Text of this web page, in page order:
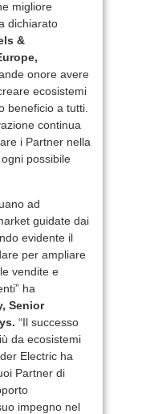
migliore
dichiarato
&
onore avere
ecosistemi
beneficio a tutti.
continua
i Partner nella
possibile
ad
guidate dai
evidente il
per ampliare
vendite e
ha
Senior
“Il successo
da ecosistemi
Electric ha
Partner di
impegno nel